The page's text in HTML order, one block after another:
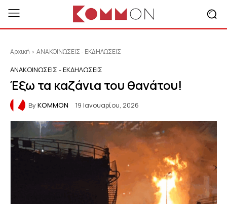
Αρχική ΑΝΑΚΟΙΝΩΣΕΙΣ - ΕΚΔΗΛΩΣΕΙΣ
ΑΝΑΚΟΙΝΩΣΕΙΣ - ΕΚΔΗΛΩΣΕΙΣ
Έξω τα καζάνια του θανάτου!
ByKOMMON 19 Ιανουαρίου, 2026